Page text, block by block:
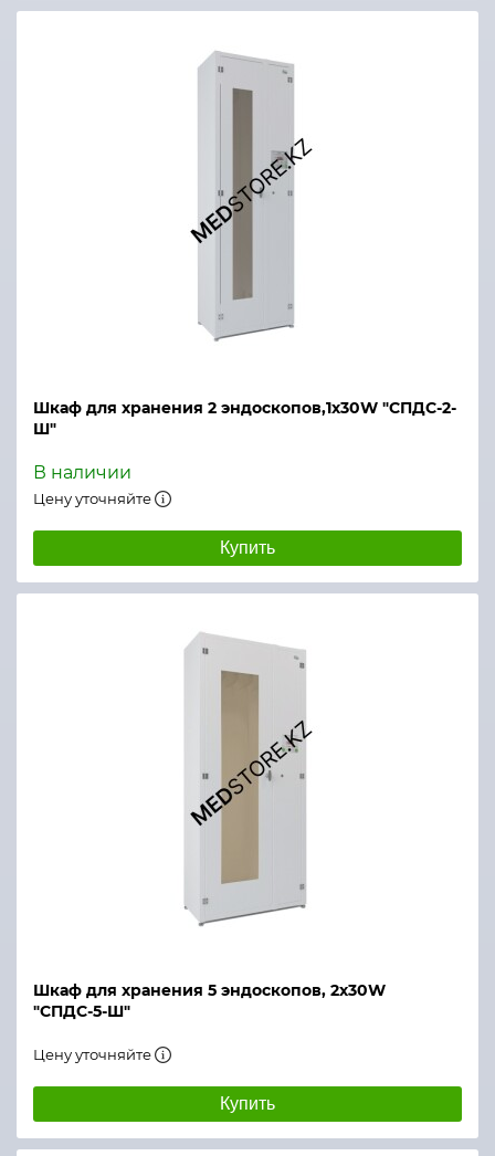
Шкаф для хранения 2 эндоскопов,1х30W "СПДС-2-
Ш"
В наличии
Цену уточняйте
Купить
Шкаф для хранения 5 эндоскопов, 2х30W
"СПДС-5-Ш"
Цену уточняйте
Купить